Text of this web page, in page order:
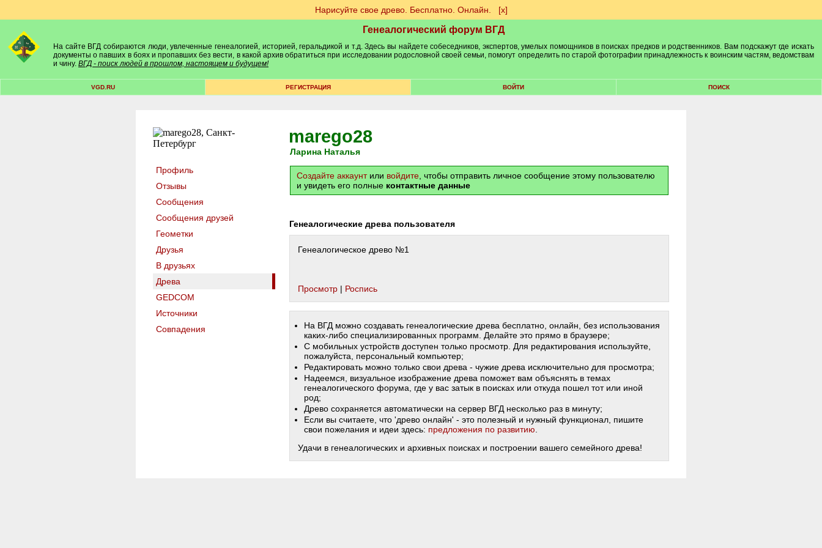
Нарисуйте свое древо. Бесплатно. Онлайн. [х]
Генеалогический форум ВГД
На сайте ВГД собираются люди, увлеченные генеалогией, историей, геральдикой и т.д. Здесь вы найдете собеседников, экспертов, умелых помощников в поисках предков и родственников. Вам подскажут где искать
документы о павших в боях и пропавших без вести, в какой архив обратиться при исследовании родословной своей семьи, помогут определить по старой фотографии принадлежность к воинским частям, ведомствам
и чину. ВГД - поиск людей в прошлом, настоящем и будущем!
VGD.RU РЕГИСТРАЦИЯ ВОЙТИ ПОИСК
Профиль
Отзывы
Сообщения
Сообщения друзей
Геометки
Друзья
В друзьях
Древа
GEDCOM
Источники
Совпадения
marego28
Ларина Наталья
Создайте аккаунтили войдите , чтобы отправить личное сообщение этому пользователю
и увидеть его полные контактные данные
Генеалогические древа пользователя
Генеалогическое древо №1
Просмотр | Роспись
На ВГД можно создавать генеалогические древа бесплатно, онлайн, без использования
каких-либо специализированных программ. Делайте это прямо в браузере;
С мобильных устройств доступен только просмотр. Для редактирования используйте,
пожалуйста, персональный компьютер;
Редактировать можно только свои древа - чужие древа исключительно для просмотра;
Надеемся, визуальное изображение древа поможет вам объяснять в темах
генеалогического форума, где у вас затык в поисках или откуда пошел тот или иной
род;
Древо сохраняется автоматически на сервер ВГД несколько раз в минуту;
Если вы считаете, что 'древо онлайн' - это полезный и нужный функционал, пишите
свои пожелания и идеи здесь: предложения по развитию
Удачи в генеалогических и архивных поисках и построении вашего семейного древа!